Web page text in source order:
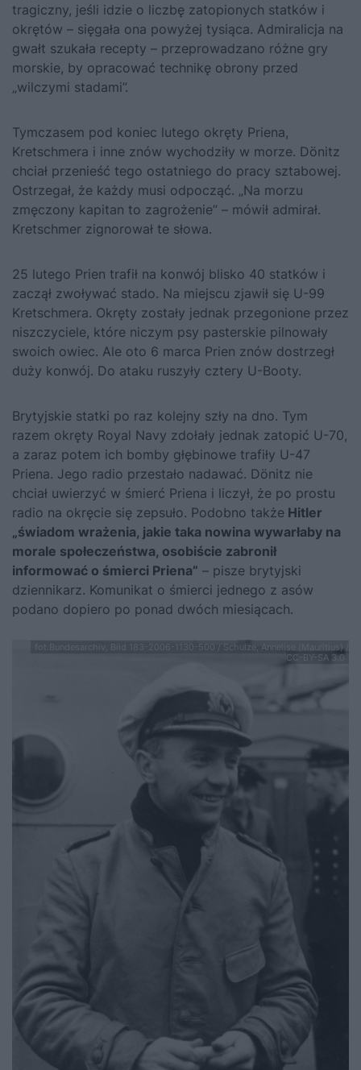
tragiczny, jeśli idzie o liczbę zatopionych statków i
okrętów – sięgała ona powyżej tysiąca. Admiralicja na
gwałt szukała recepty – przeprowadzano różne gry
morskie, by opracować technikę obrony przed
„wilczymi stadami”.
Tymczasem pod koniec lutego okręty Priena,
Kretschmera i inne znów wychodziły w morze. Dönitz
chciał przenieść tego ostatniego do pracy sztabowej.
Ostrzegał, że każdy musi odpocząć. „Na morzu
zmęczony kapitan to zagrożenie” – mówił admirał.
Kretschmer zignorował te słowa.
25 lutego Prien trafił na konwój blisko 40 statków i
zaczął zwoływać stado. Na miejscu zjawił się U-99
Kretschmera. Okręty zostały jednak przegonione przez
niszczyciele, które niczym psy pasterskie pilnowały
swoich owiec. Ale oto 6 marca Prien znów dostrzegł
duży konwój. Do ataku ruszyły cztery U-Booty.
Brytyjskie statki po raz kolejny szły na dno. Tym
razem okręty Royal Navy zdołały jednak zatopić U-70,
a zaraz potem ich bomby głębinowe trafiły U-47
Priena. Jego radio przestało nadawać. Dönitz nie
chciał uwierzyć w śmierć Priena i liczył, że po prostu
radio na okręcie się zepsuło. Podobno także Hitler
„świadom wrażenia, jakie taka nowina wywarłaby na
morale społeczeństwa, osobiście zabronił
informować o śmierci Priena” – pisze brytyjski
dziennikarz. Komunikat o śmierci jednego z asów
podano dopiero po ponad dwóch miesiącach.
fot.Bundesarchiv, Bild 183-2006-1130-500 / Schulze, Annelise (Mauritius) /
CC-BY-SA 3.0